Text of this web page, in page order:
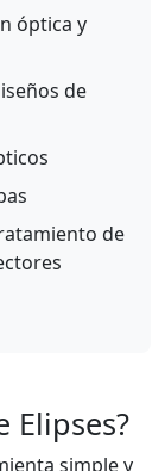
óptica y
de
de
Elipses?
simple y